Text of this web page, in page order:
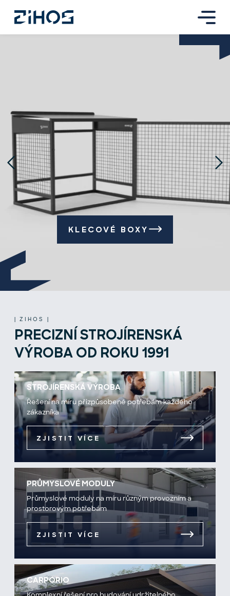
KLECOVÉ BOXY
| ZIHOS |
PRECIZNÍ STROJÍRENSKÁ
VÝROBA OD ROKU 1991
STROJÍRENSKÁ VÝROBA
Řešení na míru přizpůsobené potřebám každého
zákazníka
ZJISTIT VÍCE
PRŮMYSLOVÉ MODULY
Průmyslové moduly na míru různým provozním a
prostorovým potřebám
ZJISTIT VÍCE
CARPORIO